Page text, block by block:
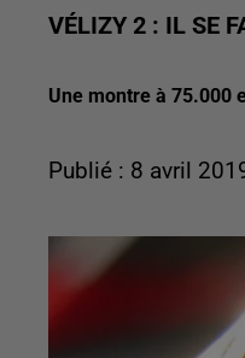
VÉLIZY 2 : IL SE
Une montre à 75.000
Publié : 8 avril